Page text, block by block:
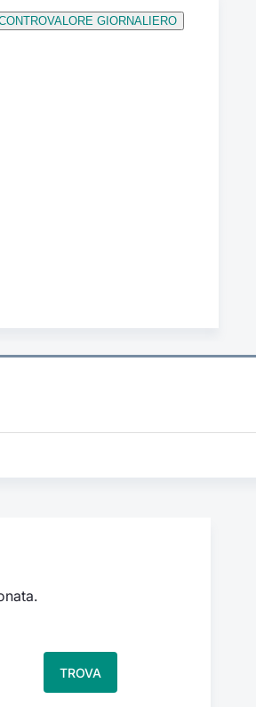
TROVA